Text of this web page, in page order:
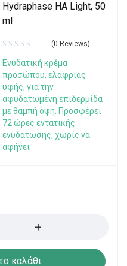
Hydraphase HA Light, 50
ml
(0 Reviews)
Eνυδατική κρέμα
προσώπου, ελαφριάς
υφής, για την
αφυδατωμένη επιδερμίδα
με θαμπή όψη. Προσφέρει
72 ώρες εντατικής
ενυδάτωσης, χωρίς να
αφήνει
καλάθι